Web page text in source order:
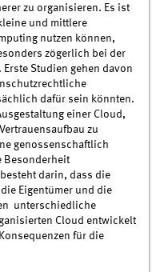
zu organisieren. Es ist
und mittlere
nutzen können,
zögerlich bei der
Studien gehen davon
da­für sein könnten.
einer Cloud,
zu
genossenschaftlich
Besonderheit
darin, dass die
Eigentümer und die
unterschiedliche
Cloud entwickelt
für die